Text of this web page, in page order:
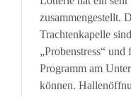
zusammengestellt.
Trachtenkapelle
„Probenstress“
Programm am
können.